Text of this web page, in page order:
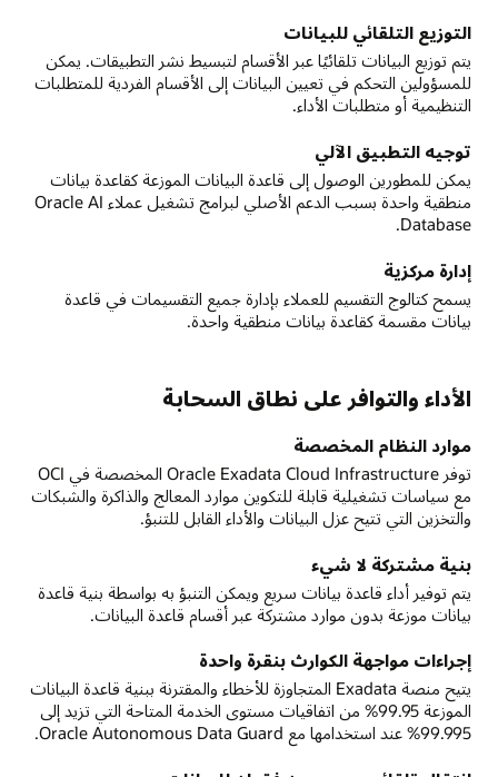
التوزيع التلقائي للبيانات
يتم توزيع البيانات تلقائيًا عبر الأقسام لتبسيط نشر التطبيقات. يمكن
للمسؤولين التحكم في تعيين البيانات إلى الأقسام الفردية للمتطلبات
التنظيمية أو متطلبات الأداء.
توجيه التطبيق الآلي
يمكن للمطورين الوصول إلى قاعدة البيانات الموزعة كقاعدة بيانات
منطقية واحدة بسبب الدعم الأصلي لبرامج تشغيل عملاء Oracle AI
Database.
إدارة مركزية
يسمح كتالوج التقسيم للعملاء بإدارة جميع التقسيمات في قاعدة
بيانات مقسمة كقاعدة بيانات منطقية واحدة.
الأداء والتوافر على نطاق السحابة
موارد النظام المخصصة
توفر Oracle Exadata Cloud Infrastructure المخصصة في OCI
مع سياسات تشغيلية قابلة للتكوين موارد المعالج والذاكرة والشبكات
والتخزين التي تتيح عزل البيانات والأداء القابل للتنبؤ.
بنية مشتركة لا شيء
يتم توفير أداء قاعدة بيانات سريع ويمكن التنبؤ به بواسطة بنية قاعدة
بيانات موزعة بدون موارد مشتركة عبر أقسام قاعدة البيانات.
إجراءات مواجهة الكوارث بنقرة واحدة
يتيح منصة Exadata المتجاوزة للأخطاء والمقترنة ببنية قاعدة البيانات
الموزعة 99.95% من اتفاقيات مستوى الخدمة المتاحة التي تزيد إلى
99.995% عند استخدامها مع Oracle Autonomous Data Guard.